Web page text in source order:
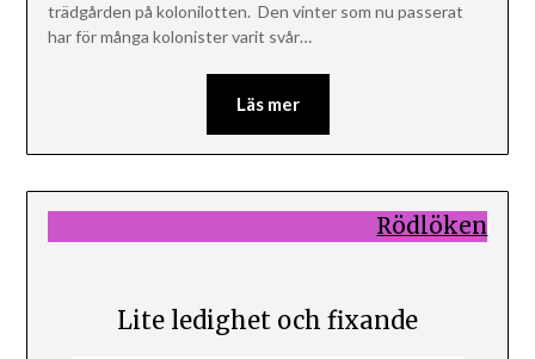
trädgården på kolonilotten. Den vinter som nu passerat
har för många kolonister varit svår…
Läs mer
Rödlöken
Lite ledighet och fixande